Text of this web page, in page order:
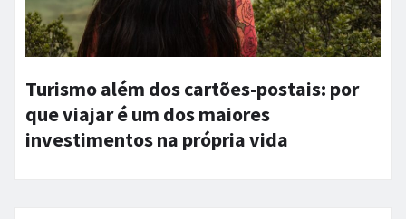
Turismo além dos cartões-postais: por
que viajar é um dos maiores
investimentos na própria vida